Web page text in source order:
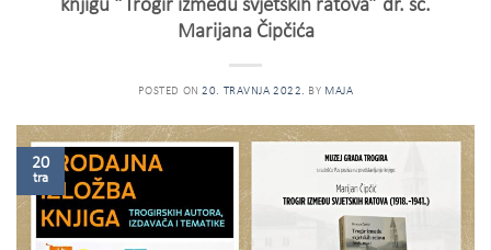
knjigu “Trogir između svjetskih ratova” dr. sc.
Marijana Čipčića
POSTED ON20. TRAVNJA 2022. BY MAJA
20
tra